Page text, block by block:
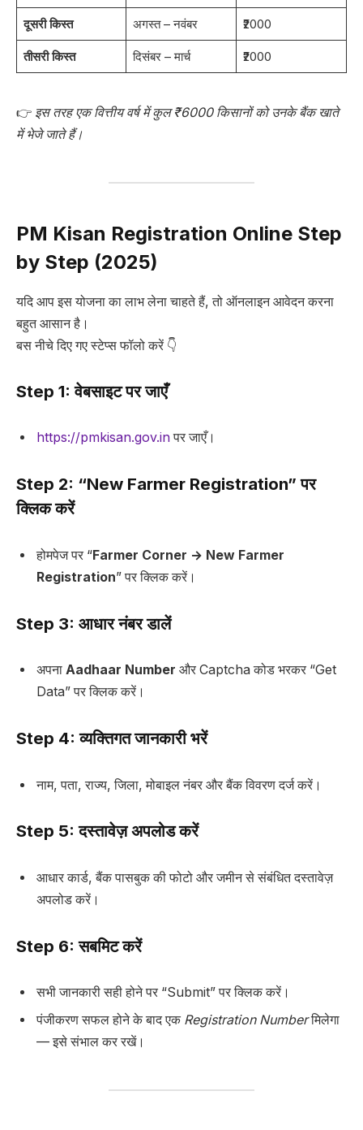
दूसरी किस्त अगस्त – नवंबर ₹2000
तीसरी किस्त दिसंबर – मार्च ₹2000
👉 इस तरह एक वित्तीय वर्ष में कुल ₹6000 किसानों को उनके बैंक खाते
में भेजे जाते हैं।
PM Kisan Registration Online Step
by Step (2025)
यदि आप इस योजना का लाभ लेना चाहते हैं, तो ऑनलाइन आवेदन करना
बहुत आसान है।
बस नीचे दिए गए स्टेप्स फॉलो करें 👇
Step 1: वेबसाइट पर जाएँ
https://pmkisan.gov.inपर जाएँ।
Step 2: “New Farmer Registration” पर
क्लिक करें
होमपेज पर “Farmer Corner → New Farmer
Registration” पर क्लिक करें।
Step 3: आधार नंबर डालें
अपना Aadhaar Number और Captcha कोड भरकर “Get
Data” पर क्लिक करें।
Step 4: व्यक्तिगत जानकारी भरें
नाम, पता, राज्य, जिला, मोबाइल नंबर और बैंक विवरण दर्ज करें।
Step 5: दस्तावेज़ अपलोड करें
आधार कार्ड, बैंक पासबुक की फोटो और जमीन से संबंधित दस्तावेज़
अपलोड करें।
Step 6: सबमिट करें
सभी जानकारी सही होने पर “Submit” पर क्लिक करें।
पंजीकरण सफल होने के बाद एक Registration Numberमिलेगा
— इसे संभाल कर रखें।